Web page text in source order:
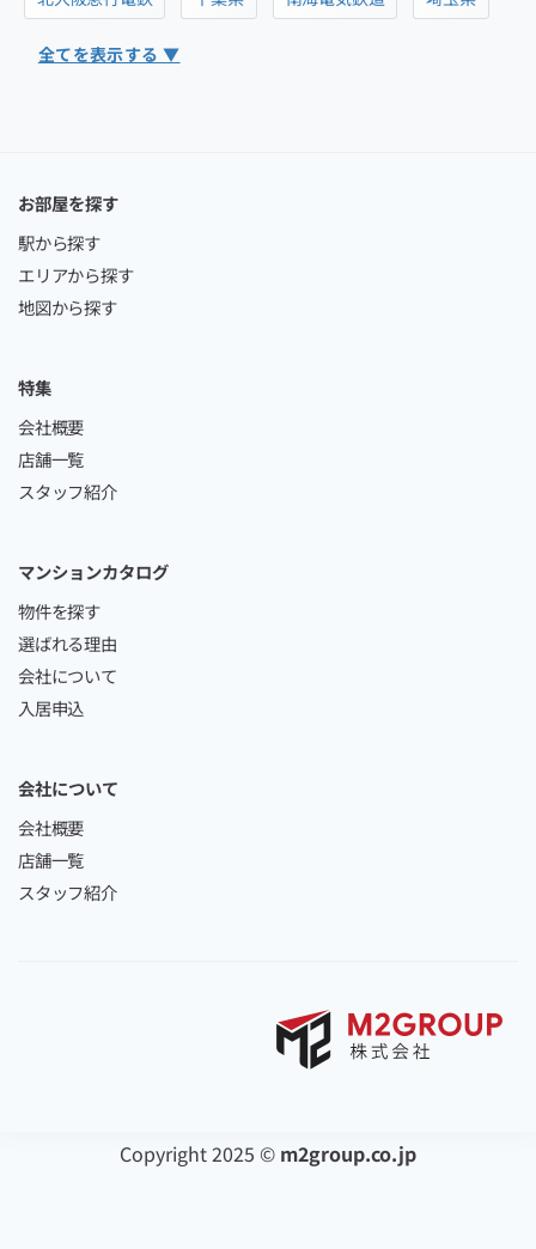
全てを表示する ▼
お部屋を探す
駅から探す
エリアから探す
地図から探す
特集
会社概要
店舗一覧
スタッフ紹介
マンションカタログ
物件を探す
選ばれる理由
会社について
入居申込
会社について
会社概要
店舗一覧
スタッフ紹介
Copyright 2025 © m2group.co.jp